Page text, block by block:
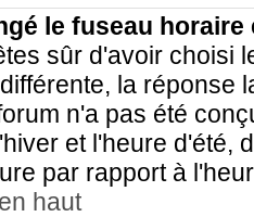
le fuseau
sûr d'avoir choisi
la réponse
n'a pas été
et l'heure d'été,
par rapport à
haut